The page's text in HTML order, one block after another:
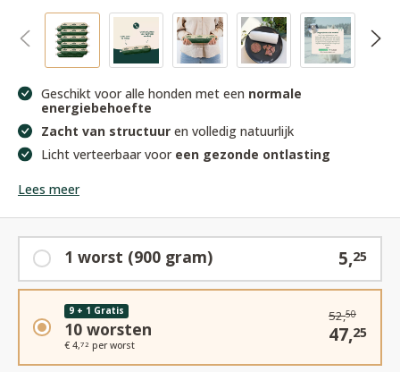
Geschikt voor alle honden met een normale
energiebehoefte
Zacht van structuur en volledig natuurlijk
Licht verteerbaar voor een gezonde ontlasting
Lees meer
1 worst (900 gram) 5,25
9 + 1 Gratis
10 worsten
€ 4,72 per worst
52,50
47,25